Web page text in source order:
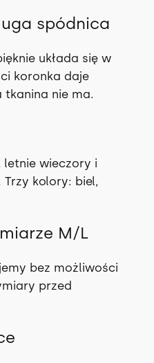
spódnica
układa się w
koronka daje
tkanina nie ma.
letnie wieczory i
kolory: biel,
M/L
bez możliwości
przed